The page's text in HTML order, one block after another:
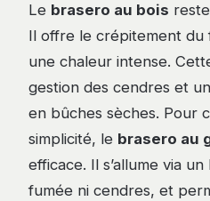
Le brasero au bois
Il offre le crépitement du
une chaleur intense.
gestion des cendres et
en bûches sèches. Pour
simplicité, le brasero au
efficace. Il s’allume via
fumée ni cendres, et